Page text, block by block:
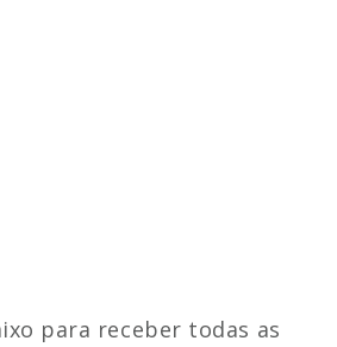
para receber todas as